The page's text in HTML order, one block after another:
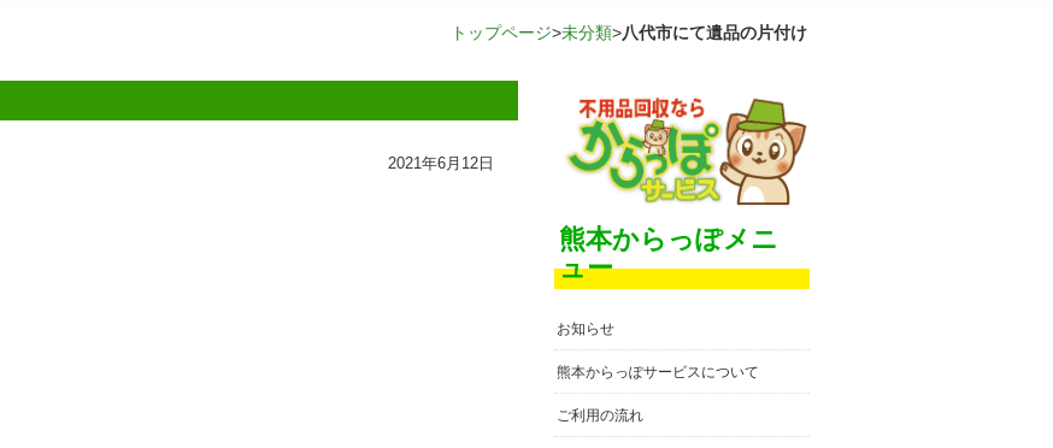
トップページ>未分類>八代市にて遺品の片付け
2021年6月12日
熊本からっぽメニ
ュー
お知らせ
熊本からっぽサービスについて
ご利用の流れ